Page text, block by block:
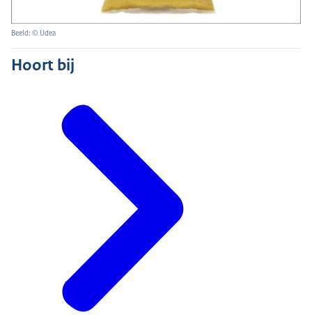
Beeld: © Udea
Hoort bij